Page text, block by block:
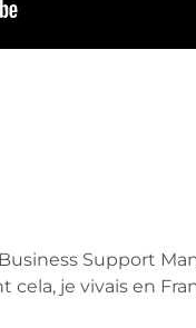
Support
cela, je vivais en